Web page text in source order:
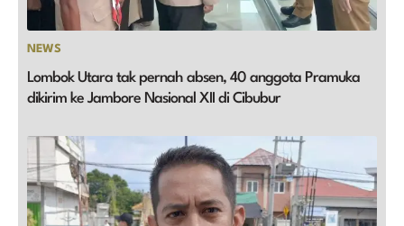
NEWS
Lombok Utara tak pernah absen, 40 anggota Pramuka
dikirim ke Jambore Nasional XII di Cibubur